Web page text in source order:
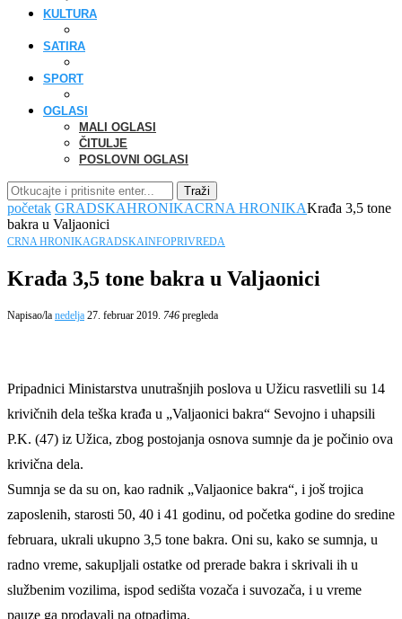
KULTURA
SATIRA
SPORT
OGLASI
MALI OGLASI
ČITULJE
POSLOVNI OGLASI
Traži
početak GRADSKAHRONIKACRNA HRONIKAKrađa 3,5 tone
bakra u Valjaonici
CRNA HRONIKAGRADSKAINFOPRIVREDA
Krađa 3,5 tone bakra u Valjaonici
Napisao/la nedelja 27. februar 2019. 746 pregleda
Pripadnici Ministarstva unutrašnjih poslova u Užicu rasvetlili su 14
krivičnih dela teška krađa u „Valjaonici bakra“ Sevojno i uhapsili
P.K. (47) iz Užica, zbog postojanja osnova sumnje da je počinio ova
krivična dela.
Sumnja se da su on, kao radnik „Valjaonice bakra“, i još trojica
zaposlenih, starosti 50, 40 i 41 godinu, od početka godine do sredine
februara, ukrali ukupno 3,5 tone bakra. Oni su, kako se sumnja, u
radno vreme, sakupljali ostatke od prerade bakra i skrivali ih u
službenim vozilima, ispod sedišta vozača i suvozača, i u vreme
pauze ga prodavali na otpadima.